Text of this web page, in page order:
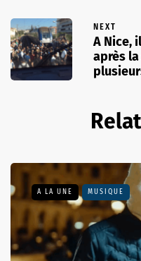
NEXT
A Nice,
après
A LA UNE MUSIQUE